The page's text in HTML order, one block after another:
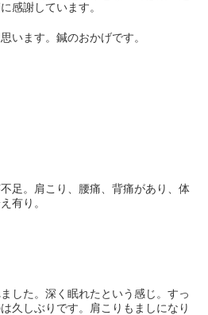
感謝しています。
います。鍼のおかげです。
足。肩こり、腰痛、背痛があり、体
有り。
した。深く眠れたという感じ。すっ
久しぶりです。肩こりもましになり